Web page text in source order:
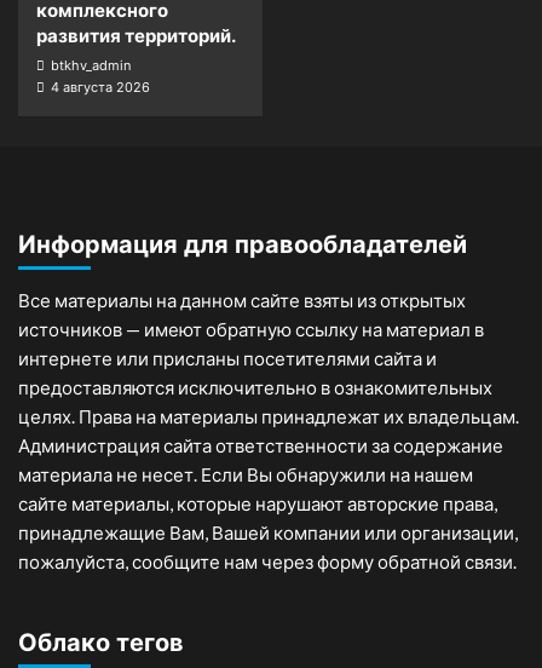
комплексного
развития территорий.
btkhv_admin
4 августа 2026
Информация для правообладателей
Все материалы на данном сайте взяты из открытых
источников — имеют обратную ссылку на материал в
интернете или присланы посетителями сайта и
предоставляются исключительно в ознакомительных
целях. Права на материалы принадлежат их владельцам.
Администрация сайта ответственности за содержание
материала не несет. Если Вы обнаружили на нашем
сайте материалы, которые нарушают авторские права,
принадлежащие Вам, Вашей компании или организации,
пожалуйста, сообщите нам через форму обратной связи.
Облако тегов